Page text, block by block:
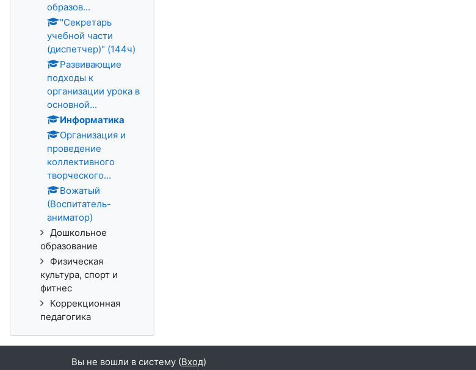
образов...
"Секретарь
учебной части
(диспетчер)" (144ч)
Развивающие
подходы к
организации урока в
основной...
Информатика
Организация и
проведение
коллективного
творческого...
Вожатый
(Воспитатель-
аниматор)
Дошкольное
образование
Физическая
культура, спорт и
фитнес
Коррекционная
педагогика
Вы не вошли в систему (Вход)